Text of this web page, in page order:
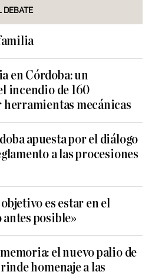
DEBATE
en Córdoba: un
incendio de 160
herramientas mecánicas
apuesta por el diálogo
a las procesiones
es estar en el
posible»
el nuevo palio de
homenaje a las